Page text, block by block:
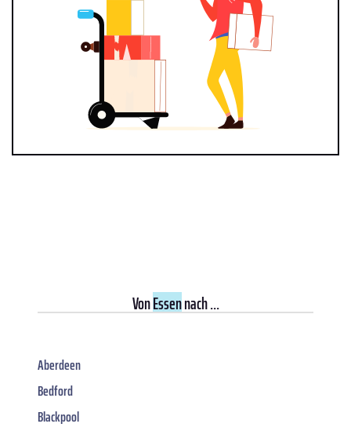
VonEssennach ...
Aberdeen
Bedford
Blackpool